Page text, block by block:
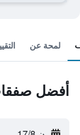
لمحة عن
أفضل